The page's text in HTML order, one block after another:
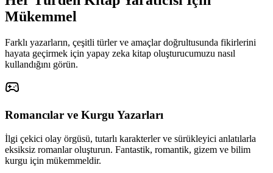
Mükemmel
Farklı yazarların, çeşitli türler ve amaçlar doğrultusunda fikirlerini
hayata geçirmek için yapay zeka kitap oluşturucumuzu nasıl
kullandığını görün.
Romancılar ve Kurgu Yazarları
İlgi çekici olay örgüsü, tutarlı karakterler ve sürükleyici anlatılarla
eksiksiz romanlar oluşturun. Fantastik, romantik, gizem ve bilim
kurgu için mükemmeldir.